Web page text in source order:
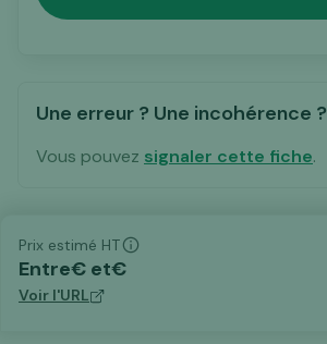
Une erreur ? Une incohérence ?
Vous pouvez signaler cette fiche.
Prix estimé HT
Entre€ et€
Voir l'URL